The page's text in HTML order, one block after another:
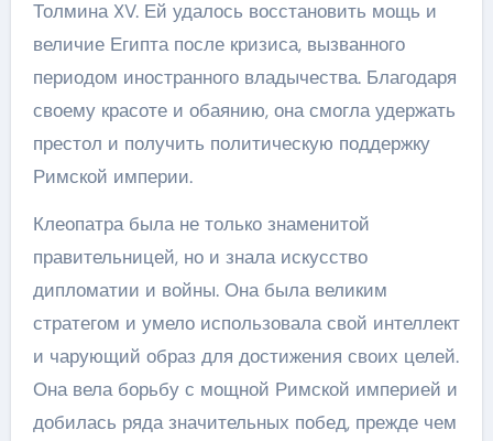
Толмина XV. Ей удалось восстановить мощь и
величие Египта после кризиса, вызванного
периодом иностранного владычества. Благодаря
своему красоте и обаянию, она смогла удержать
престол и получить политическую поддержку
Римской империи.
Клеопатра была не только знаменитой
правительницей, но и знала искусство
дипломатии и войны. Она была великим
стратегом и умело использовала свой интеллект
и чарующий образ для достижения своих целей.
Она вела борьбу с мощной Римской империей и
добилась ряда значительных побед, прежде чем